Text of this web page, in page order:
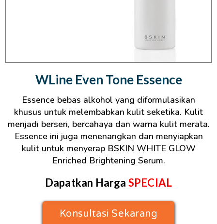
WLine Even Tone Essence
Essence bebas alkohol yang diformulasikan
khusus untuk melembabkan kulit seketika. Kulit
menjadi berseri, bercahaya dan warna kulit merata.
Essence ini juga menenangkan dan menyiapkan
kulit untuk menyerap BSKIN WHITE GLOW
Enriched Brightening Serum.
Dapatkan Harga SPECIAL
Konsultasi Sekarang